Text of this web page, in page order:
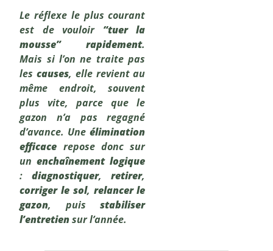
Le réflexe le plus courant
est de vouloir “tuer la
mousse” rapidement.
Mais si l’on ne traite pas
lescauses, elle revient au
même endroit, souvent
plus vite, parce que le
gazon n’a pas regagné
d’avance. Uneélimination
efficace repose donc sur
unenchaînement logique
:diagnostiquer,retirer,
corriger le sol, relancer le
gazon, puisstabiliser
l’entretiensur l’année.